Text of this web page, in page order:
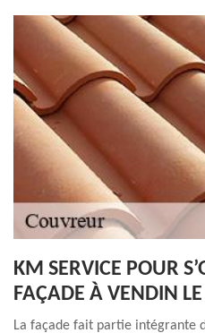
KM SERVICE POUR
FAÇADE À VENDIN
La façade fait partie intégrante